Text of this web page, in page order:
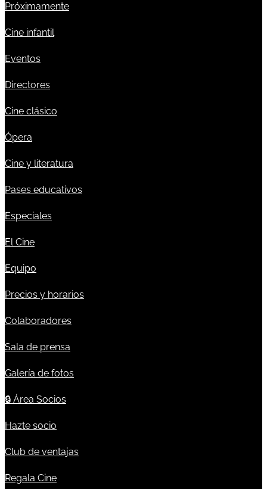
Próximamente
Cine infantil
Eventos
Directores
Cine clásico
Ópera
Cine y literatura
Pases educativos
Especiales
El Cine
Equipo
Precios y horarios
Colaboradores
Sala de prensa
Galería de fotos
🔒 Área Socios
Hazte socio
Club de ventajas
Regala Cine